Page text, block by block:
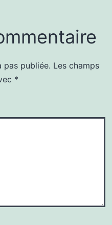
pas publiée. Les champs
*